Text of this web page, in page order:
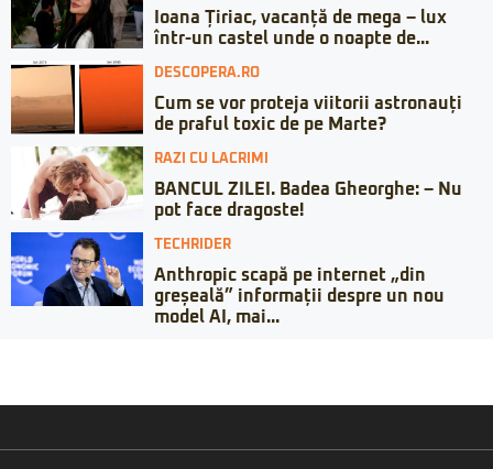
Ioana Țiriac, vacanță de mega – lux
într-un castel unde o noapte de...
DESCOPERA.RO
Cum se vor proteja viitorii astronauți
de praful toxic de pe Marte?
RAZI CU LACRIMI
BANCUL ZILEI. Badea Gheorghe: – Nu
pot face dragoste!
TECHRIDER
Anthropic scapă pe internet „din
greșeală” informații despre un nou
model AI, mai...